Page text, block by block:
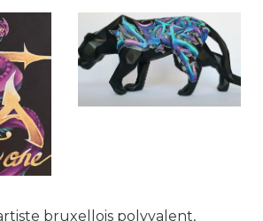
bruxellois polyvalent,